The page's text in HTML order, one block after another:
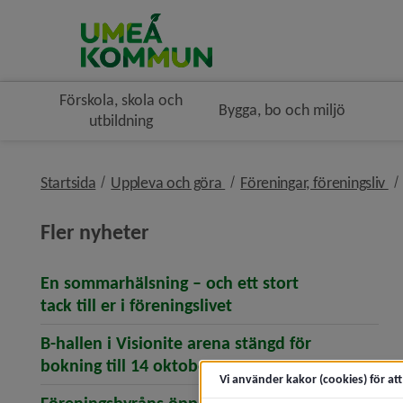
Förskola, skola och
utbildning
Bygga, bo och miljö
Startsida Uppleva och göra nivå i
Föreningar, föreningsliv
Fler nyheter
En sommarhälsning – och ett stort
tack till er i föreningslivet(öppnar artikeln En
B-hallen i Visionite arena stängd för
bokning till 14 oktober(öppnar artikeln B-
Vi använder kakor (cookies) för